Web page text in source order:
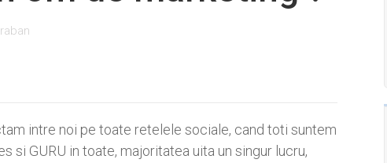
intre noi pe toate retelele sociale, cand toti suntem
si GURU in toate, majoritatea uita un singur lucru,